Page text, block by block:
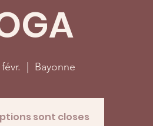
Bayonne
sont closes